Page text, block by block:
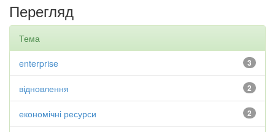
Перегляд
Тема
3
enterprise
2
відновлення
2
економічні ресурси